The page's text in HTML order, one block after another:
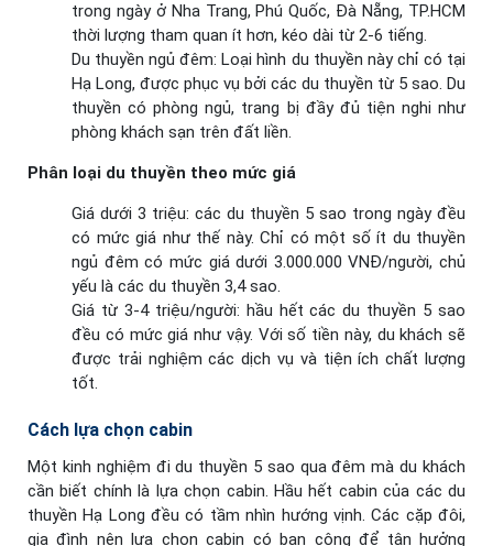
trong ngày ở Nha Trang, Phú Quốc, Đà Nẵng, TP.HCM
thời lượng tham quan ít hơn, kéo dài từ 2-6 tiếng.
Du thuyền ngủ đêm: Loại hình du thuyền này chỉ có tại
Hạ Long, được phục vụ bởi các du thuyền từ 5 sao. Du
thuyền có phòng ngủ, trang bị đầy đủ tiện nghi như
phòng khách sạn trên đất liền.
Phân loại du thuyền theo mức giá
Giá dưới 3 triệu: các du thuyền 5 sao trong ngày đều
có mức giá như thế này. Chỉ có một số ít du thuyền
ngủ đêm có mức giá dưới 3.000.000 VNĐ/người, chủ
yếu là các du thuyền 3,4 sao.
Giá từ 3-4 triệu/người: hầu hết các du thuyền 5 sao
đều có mức giá như vậy. Với số tiền này, du khách sẽ
được trải nghiệm các dịch vụ và tiện ích chất lượng
tốt.
Cách lựa chọn cabin
Một kinh nghiệm đi du thuyền 5 sao qua đêm mà du khách
cần biết chính là lựa chọn cabin. Hầu hết cabin của các du
thuyền Hạ Long đều có tầm nhìn hướng vịnh. Các cặp đôi,
gia đình nên lựa chọn cabin có ban công để tận hưởng